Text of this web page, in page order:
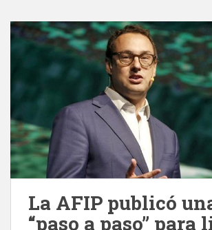
La AFIP publicó
“paso a paso” para